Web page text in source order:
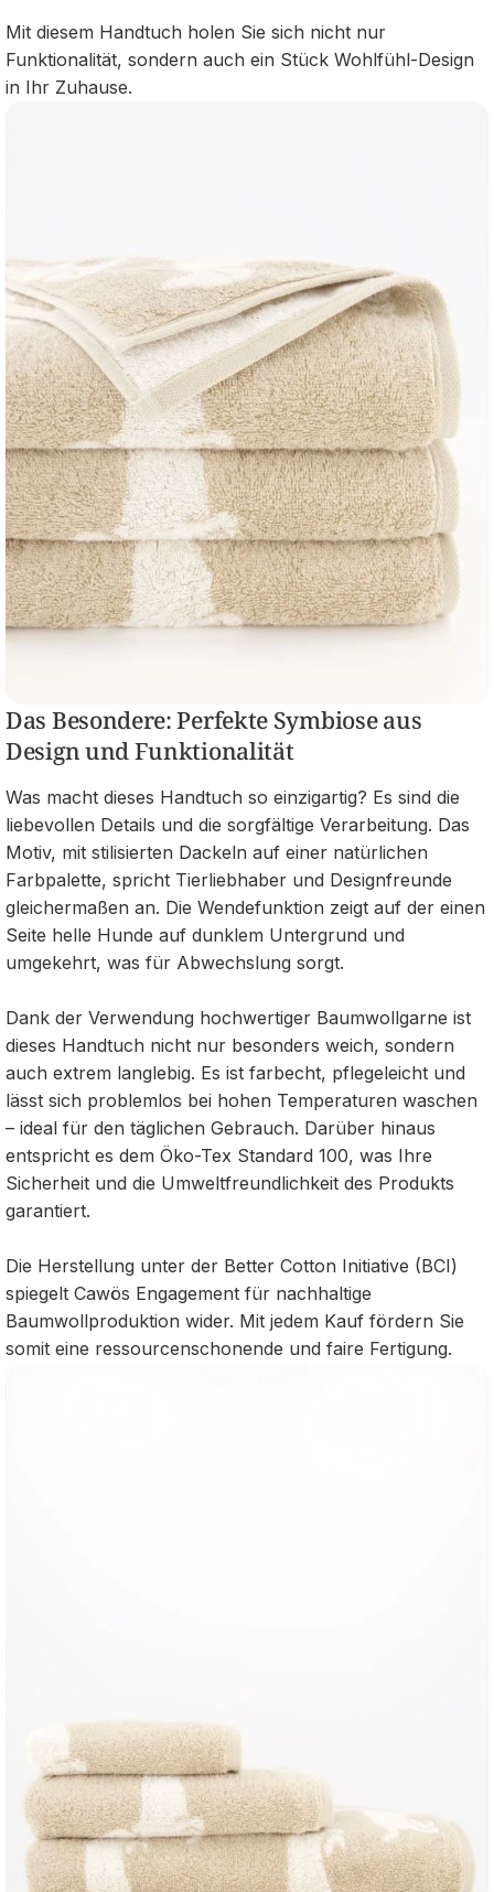
Mit diesem Handtuch holen Sie sich nicht nur
Funktionalität, sondern auch ein Stück Wohlfühl-Design
in Ihr Zuhause.
Das Besondere: Perfekte Symbiose aus
Design und Funktionalität
Was macht dieses Handtuch so einzigartig? Es sind die
liebevollen Details und die sorgfältige Verarbeitung. Das
Motiv, mit stilisierten Dackeln auf einer natürlichen
Farbpalette, spricht Tierliebhaber und Designfreunde
gleichermaßen an. Die Wendefunktion zeigt auf der einen
Seite helle Hunde auf dunklem Untergrund und
umgekehrt, was für Abwechslung sorgt.
Dank der Verwendung hochwertiger Baumwollgarne ist
dieses Handtuch nicht nur besonders weich, sondern
auch extrem langlebig. Es ist farbecht, pflegeleicht und
lässt sich problemlos bei hohen Temperaturen waschen
– ideal für den täglichen Gebrauch. Darüber hinaus
entspricht es dem Öko-Tex Standard 100, was Ihre
Sicherheit und die Umweltfreundlichkeit des Produkts
garantiert.
Die Herstellung unter der Better Cotton Initiative (BCI)
spiegelt Cawös Engagement für nachhaltige
Baumwollproduktion wider. Mit jedem Kauf fördern Sie
somit eine ressourcenschonende und faire Fertigung.